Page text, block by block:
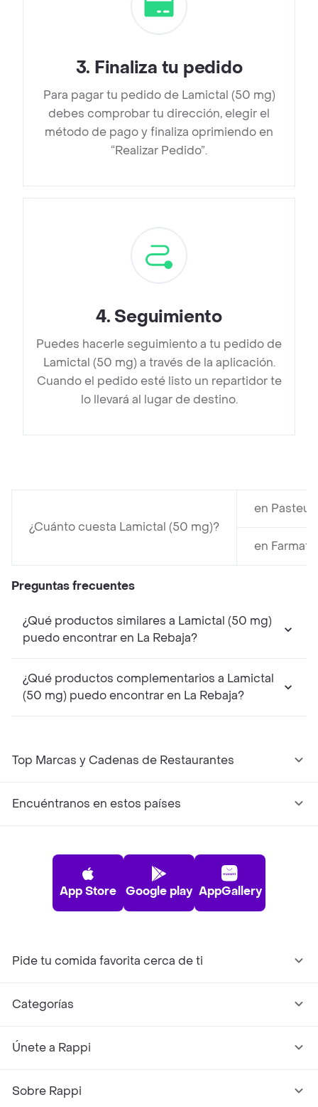
3. Finaliza tu pedido
Para pagar tu pedido de Lamictal (50 mg)
debes comprobar tu dirección, elegir el
método de pago y finaliza oprimiendo en
“Realizar Pedido”.
4. Seguimiento
Puedes hacerle seguimiento a tu pedido de
Lamictal (50 mg) a través de la aplicación.
Cuando el pedido esté listo un repartidor te
lo llevará al lugar de destino.
¿Cuánto cuesta Lamictal (50 mg)?
en
en
Preguntas frecuentes
¿Qué productos similares a Lamictal (50 mg)
puedo encontrar en La Rebaja?
¿Qué productos complementarios a Lamictal
(50 mg) puedo encontrar en La Rebaja?
Top Marcas y Cadenas de Restaurantes
Encuéntranos en estos países
App Store Google play AppGallery
Pide tu comida favorita cerca de ti
Categorías
Únete a Rappi
Sobre Rappi